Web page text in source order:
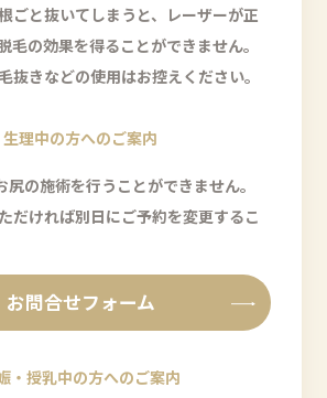
ごと抜いてしまうと、レーザーが正
毛の効果を得ることができません。
抜きなどの使用はお控えください。
生理中の方へのご案内
の施術を行うことができません。
だければ別日にご予約を変更するこ
お問合せフォーム
・授乳中の方へのご案内